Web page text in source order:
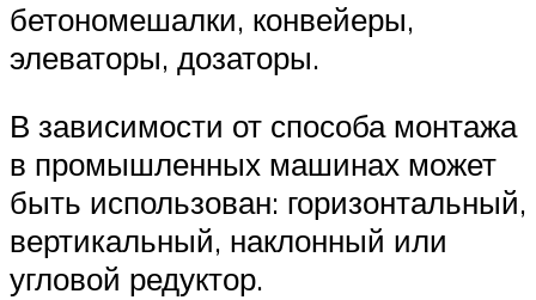
бетономешалки, конвейеры,
элеваторы, дозаторы.
В зависимости от способа монтажа
в промышленных машинах может
быть использован: горизонтальный,
вертикальный, наклонный или
угловой редуктор.